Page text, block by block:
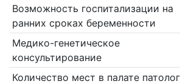
Возможность госпитализации на
ранних сроках беременности
Медико-генетическое
консультирование
Количество мест в палате